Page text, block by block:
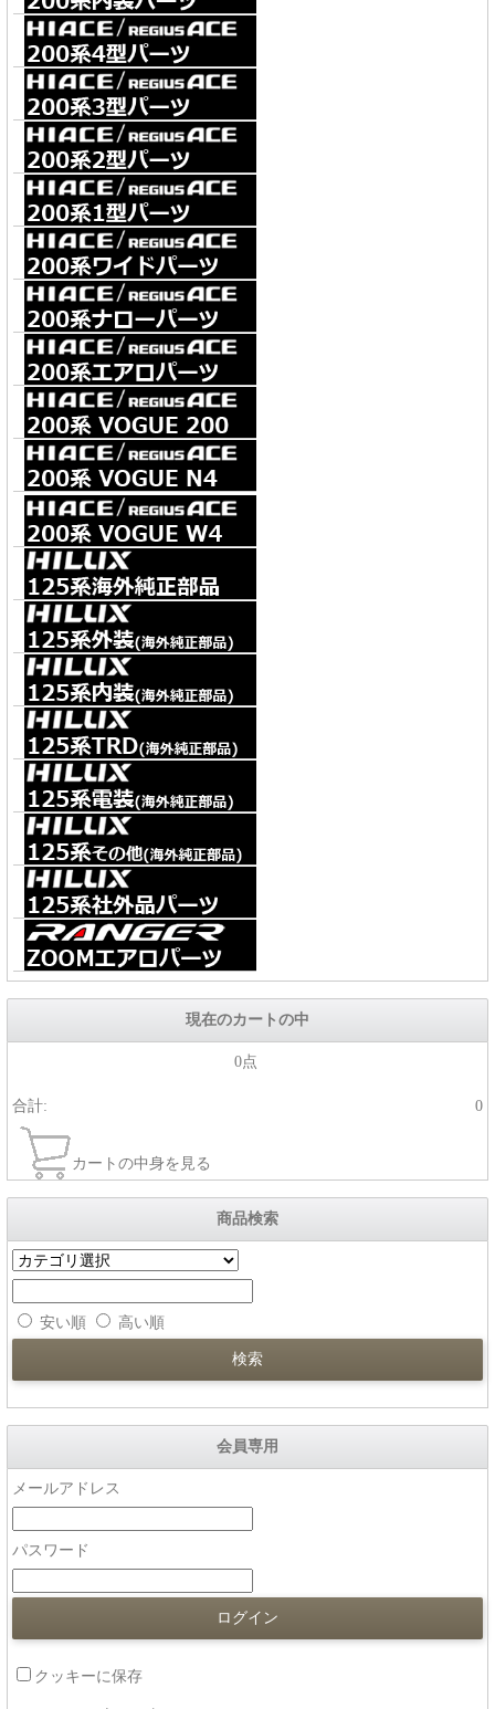
現在のカートの中
0点
合計: 0
カートの中身を見る
商品検索
安い順 高い順
会員専用
メールアドレス
パスワード
クッキーに保存